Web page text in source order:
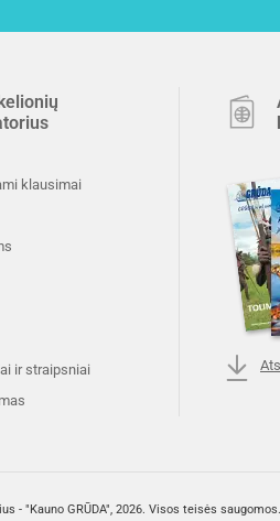
klausimai
ir straipsniai
- "Kauno GRŪDA", 2026. Visos teisės saugomos.